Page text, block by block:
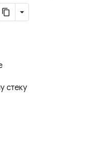
стеку